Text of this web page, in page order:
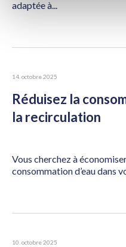
adaptée à...
14. octobre 2025
Réduisez la
la recirculation
Vous cherchez à
consommation d’eau dans
10. octobre 2025